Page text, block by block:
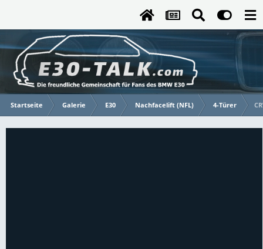
Startseite Galerie E30 Nachfacelift (NFL) 4-Türer